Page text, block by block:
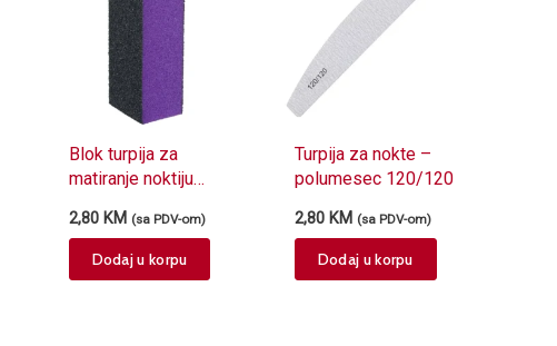
Blok turpija za
matiranje noktiju
60/60/100
2,80 KM (sa PDV-om)
Dodaj u korpu
Turpija za nokte –
polumesec 120/120
2,80 KM (sa PDV-om)
Dodaj u korpu